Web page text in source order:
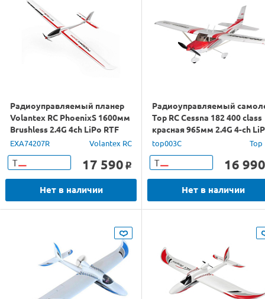
Радиоуправляемый планер
Volantex RC PhoenixS 1600мм
Brushless 2.4G 4ch LiPo RTF
with Gyro
EXA74207R Volantex RC
Т 17 590 o
Нет в наличии
Радиоуправляемый
Top RC Cessna 182 400 class
красная 965мм 2.4G 4-ch
RTF
top003C Top
Т 16 990
Нет в наличии